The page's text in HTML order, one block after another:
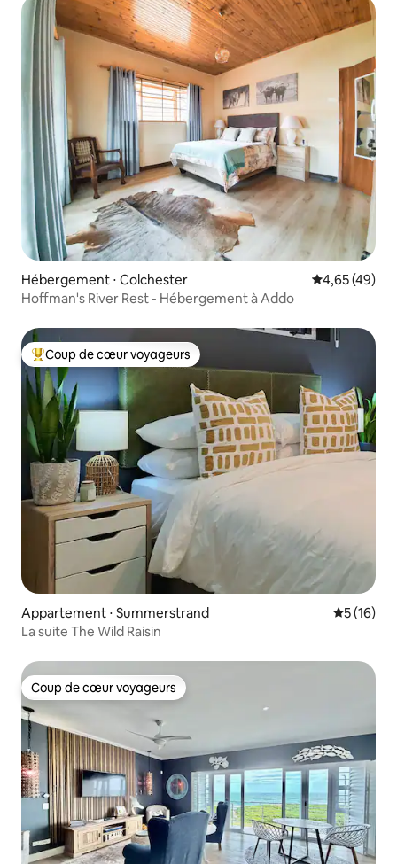
Hébergement ⋅ Colchester Évaluation
4,65 (49)
Hoffman's River Rest - Hébergement à Addo
Coups de cœur voyageurs les plus appréciés
Coup de cœur voyageurs
Appartement ⋅ Summerstrand
5 (16)
La suite The Wild Raisin
Coup de cœur voyageurs
Coup de cœur voyageurs